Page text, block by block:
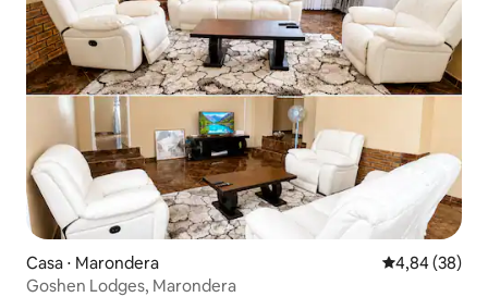
Casa ⋅ Marondera 4,84 de uma
4,84 (38)
Goshen Lodges, Marondera